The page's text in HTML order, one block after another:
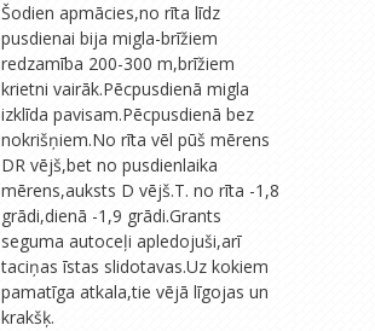
Šodien apmācies,no rīta līdz
pusdienai bija migla-brīžiem
redzamība 200-300 m,brīžiem
krietni vairāk.Pēcpusdienā migla
izklīda pavisam.Pēcpusdienā bez
nokrišņiem.No rīta vēl pūš mērens
DR vējš,bet no pusdienlaika
mērens,auksts D vējš.T. no rīta -1,8
grādi,dienā -1,9 grādi.Grants
seguma autoceļi apledojuši,arī
taciņas īstas slidotavas.Uz kokiem
pamatīga atkala,tie vējā līgojas un
krakšķ.